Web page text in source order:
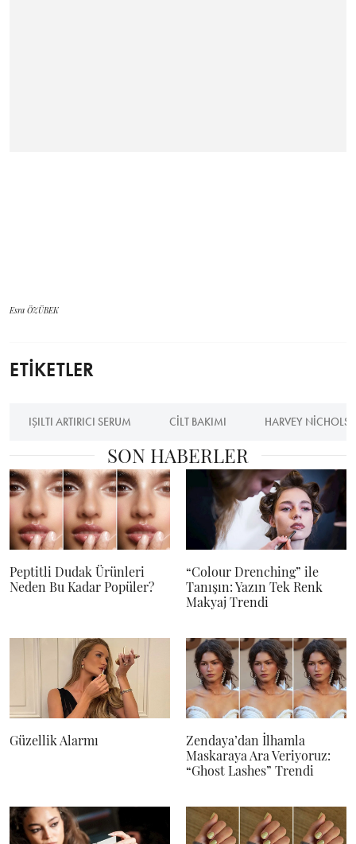
Esra ÖZÜBEK
ETİKETLER
IŞILTI ARTIRICI SERUM CILT BAKIMI HARVEY NICHOLS
SON HABERLER
Peptitli Dudak Ürünleri
Neden Bu Kadar Popüler?
“Colour Drenching” ile
Tanışın: Yazın Tek Renk
Makyaj Trendi
Güzellik Alarmı
Zendaya’dan İlhamla
Maskaraya Ara Veriyoruz:
“Ghost Lashes” Trendi